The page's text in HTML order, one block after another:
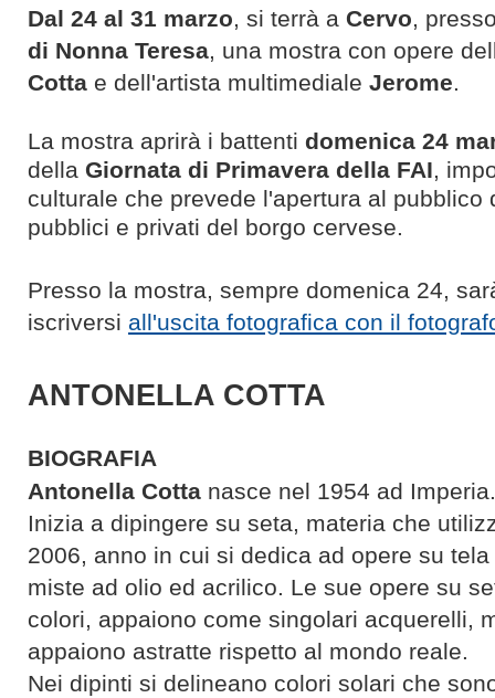
Dal 24 al 31 marzo, si terrà a Cervo,
di Nonna Teresa, una mostra con opere
Cotta e dell'artista multimediale Jerome.
La mostra aprirà i battenti domenica 24
della Giornata di Primavera della FAI,
culturale che prevede l'apertura al pubblico
pubblici e privati del borgo cervese.
Presso la mostra, sempre domenica 24,
iscriversi all'uscita fotografica con il
ANTONELLA COTTA
BIOGRAFIA
Antonella Cotta nasce nel 1954 ad
Inizia a dipingere su seta, materia che
2006, anno in cui si dedica ad opere su
miste ad olio ed acrilico. Le sue opere su
colori, appaiono come singolari acquerelli,
appaiono astratte rispetto al mondo reale.
Nei dipinti si delineano colori solari che